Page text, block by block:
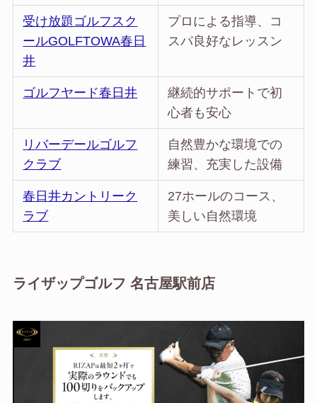
受け放題ゴルフスク
ールGOLFTOWA春日
井
プロによる指導、コ
スパ良好なレッスン
ゴルフヤード春日井
継続的サポートで初
心者も安心
リバーデールゴルフ
クラブ
自然豊かな環境での
練習、充実した設備
春日井カントリーク
ラブ
27ホールのコース、
美しい自然環境
ライザップゴルフ 名古屋駅前店